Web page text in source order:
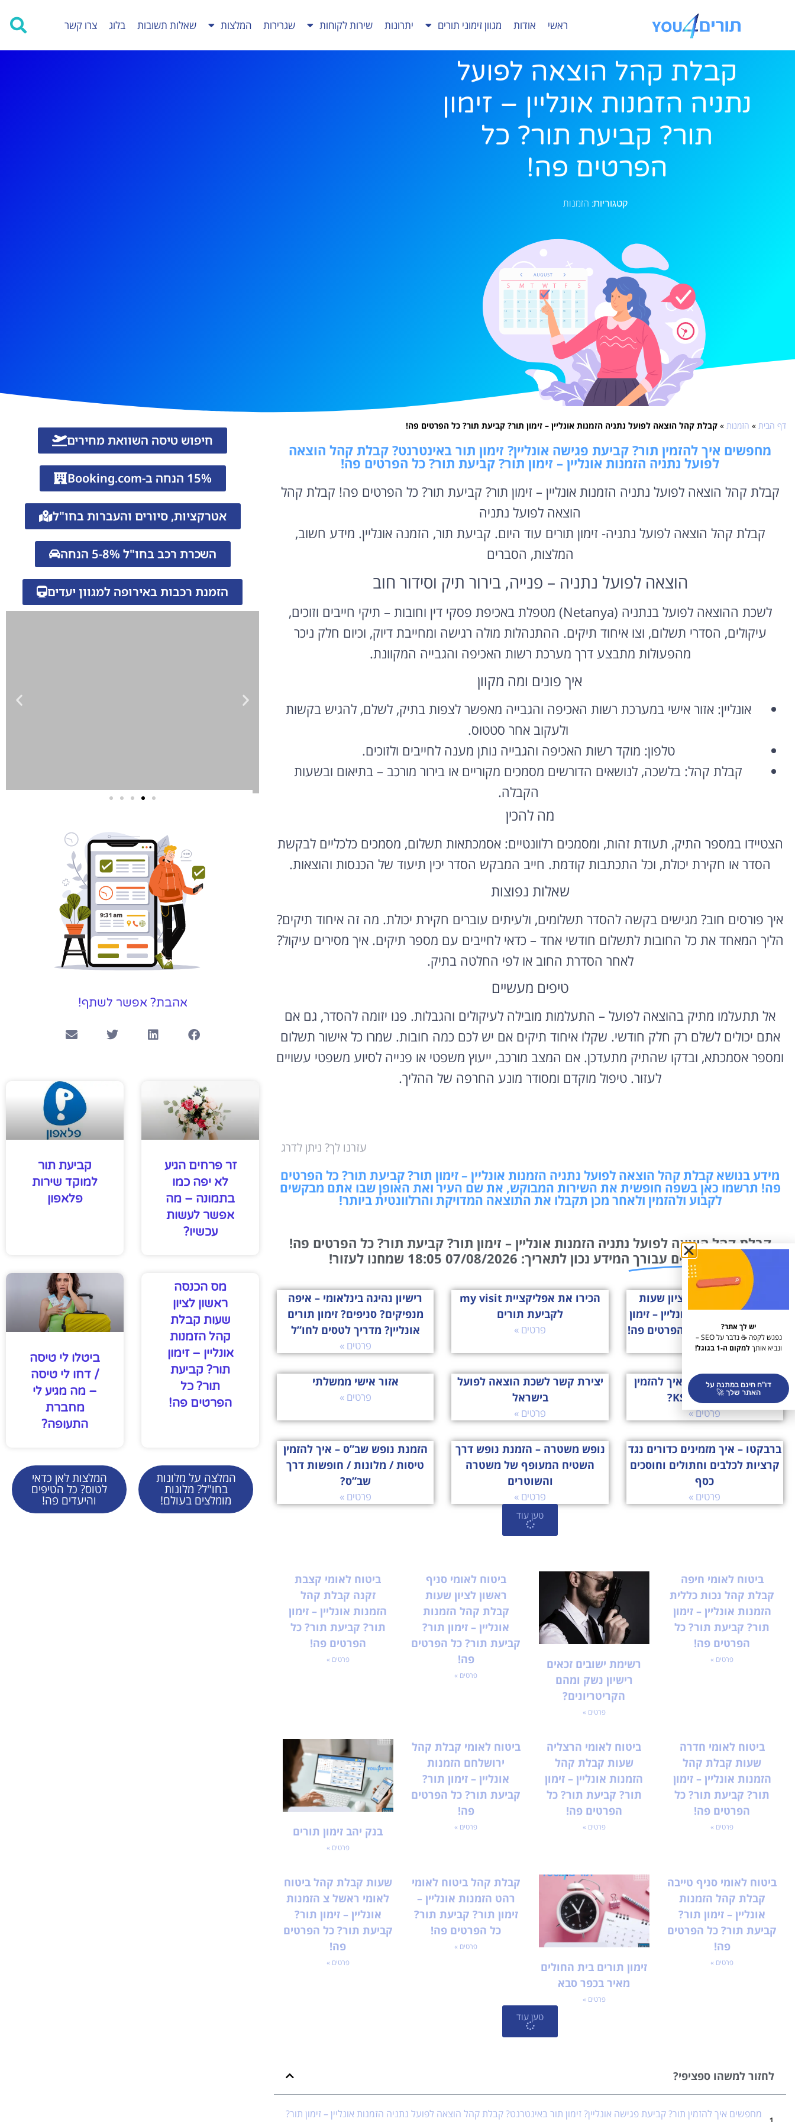
ראשי אודות מגוון זימוני תורים יתרונות שירות לקוחות שגרירות המלצות שאלות תשובות בלוג צרו קשר
קבלת קהל הוצאה לפועל
נתניה הזמנות אונליין – זימון
תור? קביעת תור? כל
הפרטים פה!
קטגוריות: הזמנות
דף הבית » הזמנות » קבלת קהל הוצאה לפועל נתניה הזמנות אונליין – זימון תור? קביעת תור? כל הפרטים פה!
מחפשים איך להזמין תור? קביעת פגישה אונליין? זימון תור באינטרנט? קבלת קהל הוצאה
לפועל נתניה הזמנות אונליין – זימון תור? קביעת תור? כל הפרטים פה!
קבלת קהל הוצאה לפועל נתניה הזמנות אונליין – זימון תור? קביעת תור? כל הפרטים פה! קבלת קהל
הוצאה לפועל נתניה
קבלת קהל הוצאה לפועל נתניה- זימון תורים עוד היום. קביעת תור, הזמנה אונליין. מידע חשוב,
המלצות, הסברים
הוצאה לפועל נתניה – פנייה, בירור תיק וסידור חוב
לשכת ההוצאה לפועל בנתניה (Netanya) מטפלת באכיפת פסקי דין וחובות – תיקי חייבים וזוכים,
עיקולים, הסדרי תשלום, וצו איחוד תיקים. ההתנהלות מולה רגישה ומחייבת דיוק, וכיום חלק ניכר
מהפעולות מתבצע דרך מערכת רשות האכיפה והגבייה המקוונת.
איך פונים ומה מקוון
אונליין: אזור אישי במערכת רשות האכיפה והגבייה מאפשר לצפות בתיק, לשלם, להגיש בקשות
ולעקוב אחר סטטוס.
טלפון: מוקד רשות האכיפה והגבייה נותן מענה לחייבים ולזוכים.
קבלת קהל: בלשכה, לנושאים הדורשים מסמכים מקוריים או בירור מורכב – בתיאום ובשעות
הקבלה.
מה להכין
הצטיידו במספר התיק, תעודת זהות, ומסמכים רלוונטיים: אסמכתאות תשלום, מסמכים כלכליים לבקשת
הסדר או חקירת יכולת, וכל התכתבות קודמת. חייב המבקש הסדר יכין תיעוד של הכנסות והוצאות.
שאלות נפוצות
איך פורסים חוב? מגישים בקשה להסדר תשלומים, ולעיתים עוברים חקירת יכולת. מה זה איחוד תיקים?
הליך המאחד את כל החובות לתשלום חודשי אחד – כדאי לחייבים עם מספר תיקים. איך מסירים עיקול?
לאחר הסדרת החוב או לפי החלטה בתיק.
טיפים מעשיים
אל תתעלמו מתיק בהוצאה לפועל – התעלמות מובילה לעיקולים והגבלות. פנו יזומה להסדר, גם אם
אתם יכולים לשלם רק חלק חודשי. שקלו איחוד תיקים אם יש לכם כמה חובות. שמרו כל אישור תשלום
ומספר אסמכתא, ובדקו שהתיק מתעדכן. אם המצב מורכב, ייעוץ משפטי או פנייה לסיוע משפטי עשויים
לעזור. טיפול מוקדם ומסודר מונע החרפה של ההליך.
עזרנו לך? ניתן לדרג
מידע בנושא קבלת קהל הוצאה לפועל נתניה הזמנות אונליין – זימון תור? קביעת תור? כל הפרטים
פה! תרשמו כאן בשפה חופשית את השירות המבוקש, את שם העיר ואת האופן שבו אתם מבקשים
לקבוע ולהזמין ולאחר מכן תקבלו את התוצאה המדויקת והרלוונטית ביותר!
קבלת קהל הוצאה לפועל נתניה הזמנות אונליין – זימון תור? קביעת תור? כל הפרטים פה!
זימון תורים עבורך המידע נכון לתאריך: 07/08/2026 18:05 שמחנו לעזור!
מס הכנסה ראשון לציון שעות
קבלת קהל הזמנות אונליין – זימון
תור? קביעת תור? כל הפרטים פה!
פרטים »
הכירו את אפליקציית my visit
לקביעת תורים
פרטים »
רישיון נהיגה בינלאומי – איפה
מנפיקים? סניפים? זימון תורים
אונליין? מדריך לטסים לחו”ל
פרטים »
ksp הזמנת תורים – איך להזמין
תור לסניף KSP?
פרטים »
יצירת קשר לשכת הוצאה לפועל
בישראל
פרטים »
אזור אישי ממשלתי
פרטים »
ברבקטו – איך מזמינים כדורים נגד
קרציות לכלבים וחתולים וחוסכים
כסף
פרטים »
נופש משטרה – הזמנת נופש דרך
השטיח המעופף של משטרה
והשוטרים
פרטים »
הזמנת נופש שב”ס – איך להזמין
טיסות / מלונות / חופשות דרך
שב”ס?
פרטים »
טען עוד
ביטוח לאומי חיפה
קבלת קהל נכות כללית
הזמנות אונליין – זימון
תור? קביעת תור? כל
הפרטים פה!
פרטים »
רשימת ישובים זכאים
רישיון נשק ומהם
הקריטריונים?
פרטים »
ביטוח לאומי סניף
ראשון לציון שעות
קבלת קהל הזמנות
אונליין – זימון תור?
קביעת תור? כל הפרטים
פה!
פרטים »
ביטוח לאומי קצבת
זקנה קבלת קהל
הזמנות אונליין – זימון
תור? קביעת תור? כל
הפרטים פה!
פרטים »
ביטוח לאומי חדרה
שעות קבלת קהל
הזמנות אונליין – זימון
תור? קביעת תור? כל
הפרטים פה!
פרטים »
ביטוח לאומי הרצליה
שעות קבלת קהל
הזמנות אונליין – זימון
תור? קביעת תור? כל
הפרטים פה!
פרטים »
ביטוח לאומי קבלת קהל
ירושלחם הזמנות
אונליין – זימון תור?
קביעת תור? כל הפרטים
פה!
פרטים » בנק יהב זימון תורים
פרטים »
ביטוח לאומי סניף טייבה
קבלת קהל הזמנות
אונליין – זימון תור?
קביעת תור? כל הפרטים
פה!
פרטים »
זימון תורים בית החולים
מאיר בכפר סבא
פרטים »
קבלת קהל ביטוח לאומי
רהט הזמנות אונליין –
זימון תור? קביעת תור?
כל הפרטים פה!
פרטים »
שעות קבלת קהל ביטוח
לאומי ראשל צ הזמנות
אונליין – זימון תור?
קביעת תור? כל הפרטים
פה!
פרטים »
טען עוד
לחזור למשהו ספציפי?
מחפשים איך להזמין תור? קביעת פגישה אונליין? זימון תור באינטרנט? קבלת קהל הוצאה לפועל נתניה הזמנות אונליין – זימון תור?
חיפוש טיסה השוואת מחירים
15% הנחה ב-Booking.com
אטרקציות, סיורים והעברות בחו"ל
השכרת רכב בחו"ל 5-8% הנחה
הזמנת רכבות באירופה למגוון יעדים
בחו"ל
השוואת מחירים בין חברות
לחצו פה!
פודקאסט?
אולפן הקלטות מקצועי
ביותר
לפרטים ומחירון
שירותי פרסום
וקידום
באינטרנט
בעל/ת עסק? סוכנות ניהול
מוניטין לקידום, שיווק ופרסום
באינטרנט כאן עבורך!
לפרטים
אהבת? אפשר לשתף!
זר פרחים הגיע
לא יפה כמו
בתמונה – מה
אפשר לעשות
עכשיו?
קביעת תור
למוקד שירות
פלאפון
מס הכנסה
ראשון לציון
שעות קבלת
קהל הזמנות
אונליין – זימון
תור? קביעת
תור? כל
הפרטים פה!
ביטלו לי טיסה
/ דחו לי טיסה
– מה מגיע לי
מחברת
התעופה?
המלצה על מלונות
בחו"ל? מלונות
מומלצים בעולם!
המלצות לאן כדאי
לטוס? כל הטיפים
והיעדים פה!
יש לך אתר?
נפגש לקפה ☕ נדבר על SEO –
ונביא אותךלמקום ה-1 בגוגל!
דו"ח חינם במתנה על
האתר שלך 🚀